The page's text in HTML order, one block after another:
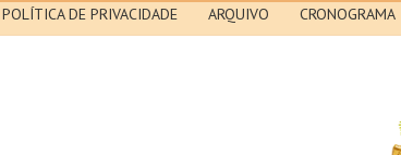
POLÍTICA DE PRIVACIDADE ARQUIVO CRONOGRAMA